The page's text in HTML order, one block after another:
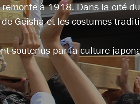
remonte à 1918. Dans la cité
Geisha et les costumes
soutenus par la culture